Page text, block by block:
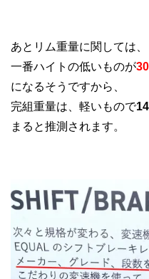
あとリム重量に関しては、
一番ハイトの低いものが
になるそうですから、
完組重量は、軽いもので
まると推測されます。